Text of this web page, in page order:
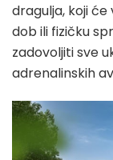
dragulja, koji će
dob ili fizičku
zadovoljiti sve
adrenalinskih